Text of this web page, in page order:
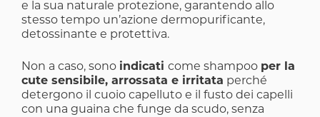
e la sua naturale protezione, garantendo allo
stesso tempo un’azione dermopurificante,
detossinante e protettiva.
Non a caso, sono indicati come shampoo per la
cute sensibile, arrossata e irritata perché
detergono il cuoio capelluto e il fusto dei capelli
con una guaina che funge da scudo, senza